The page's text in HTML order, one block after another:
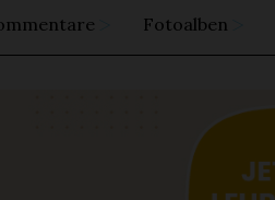
Fotoalben